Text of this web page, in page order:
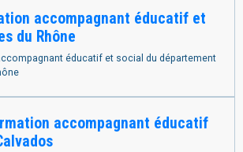
accompagnant éducatif et
du Rhône
éducatif et social du département
éducatif